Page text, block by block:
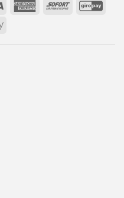
Visa
AmericanSofort
Apple